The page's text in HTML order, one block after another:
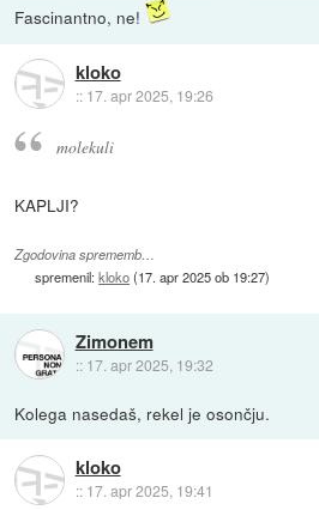
Fascinantno, ne!
kloko
:: 17. apr 2025, 19:26
molekuli
KAPLJI?
Zgodovina sprememb…
spremenil:kloko(17. apr 2025 ob 19:27)
Zimonem
:: 17. apr 2025, 19:32
Kolega nasedaš, rekel je osončju.
kloko
:: 17. apr 2025, 19:41